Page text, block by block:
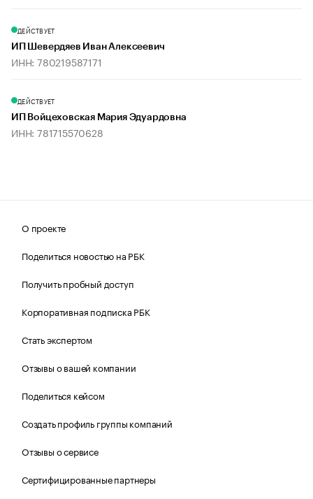
ДЕЙСТВУЕТ
ИП Шевердяев Иван Алексеевич
ИНН: 780219587171
ДЕЙСТВУЕТ
ИП Войцеховская Мария Эдуардовна
ИНН: 781715570628
О проекте
Поделиться новостью на РБК
Получить пробный доступ
Корпоративная подписка РБК
Стать экспертом
Отзывы о вашей компании
Поделиться кейсом
Создать профиль группы компаний
Отзывы о сервисе
Сертифицированные партнеры